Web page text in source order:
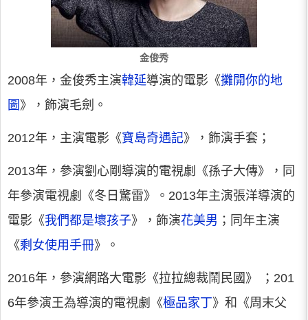
金俊秀
2008年，金俊秀主演韓延導演的電影《攤開你的地
圖 》，飾演毛劍。
2012年，主演電影《寶島奇遇記》，飾演手套；
2013年，參演劉心剛導演的電視劇《孫子大傳》，同
年參演電視劇《冬日驚雷》。2013年主演張洋導演的
電影《我們都是壞孩子》，飾演花美男 ；同年主演
《剩女使用手冊》。
2016年，參演網路大電影《拉拉總裁鬧民國》 ；201
6年參演王為導演的電視劇《極品家丁》和《周末父